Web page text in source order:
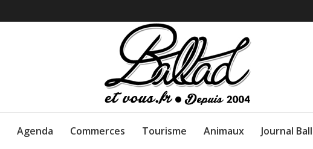
Agenda Commerces Tourisme Animaux Journal